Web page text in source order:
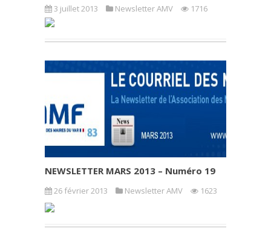
3 juillet 2013 Newsletter AMV 1716
NEWSLETTER MARS 2013 – Numéro 19
26 février 2013 Newsletter AMV 1623